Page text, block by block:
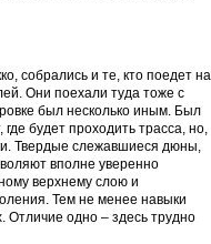
собрались и те, кто поедет на
Они поехали туда тоже с
был несколько иным. Был
будет проходить трасса, но,
Твердые слежавшиеся дюны,
вполне уверенно
верхнему слою и
Тем не менее навыки
Отличие одно – здесь трудно